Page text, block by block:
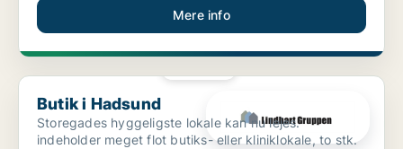
Mere info
Butik i Hadsund
Butik i Hadsund
Storegades hyggeligste lokale kan nu lejes.
indeholder meget flot butiks- eller kliniklokale, to stk.